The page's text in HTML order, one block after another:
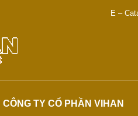
E –
CÔNG TY CỔ PHẦN VIHAN